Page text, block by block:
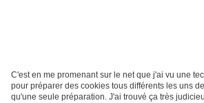
C'est en me promenant sur le net que j'ai vu une
pour préparer des cookies tous différents les uns
qu'une seule préparation. J'ai trouvé ça très